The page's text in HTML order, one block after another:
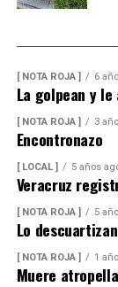
[ NOTA ROJA ] 6
La golpean y
[ NOTA ROJA ] 3
Encontronazo
[ LOCAL ] 5 años
Veracruz
[ NOTA ROJA ] 5
Lo descuartizan
[ NOTA ROJA ] 1
Muere